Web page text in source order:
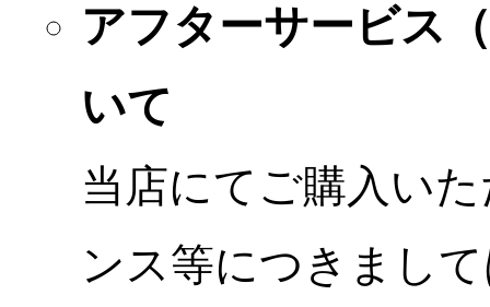
アフターサービス
いて
当店にてご購入い
ンス等につきまし